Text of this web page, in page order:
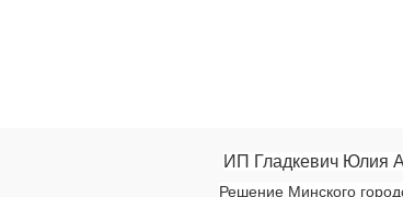
ИП Гладкевич Юлия
Решение Минского